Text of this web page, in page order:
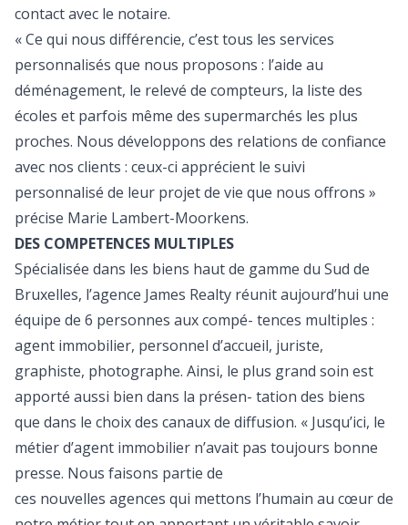
contact avec le notaire.
« Ce qui nous différencie, c’est tous les services
personnalisés que nous proposons : l’aide au
déménagement, le relevé de compteurs, la liste des
écoles et parfois même des supermarchés les plus
proches. Nous développons des relations de confiance
avec nos clients : ceux-ci apprécient le suivi
personnalisé de leur projet de vie que nous offrons »
précise Marie Lambert-Moorkens.
DES COMPETENCES MULTIPLES
Spécialisée dans les biens haut de gamme du Sud de
Bruxelles, l’agence James Realty réunit aujourd’hui une
équipe de 6 personnes aux compé- tences multiples :
agent immobilier, personnel d’accueil, juriste,
graphiste, photographe. Ainsi, le plus grand soin est
apporté aussi bien dans la présen- tation des biens
que dans le choix des canaux de diffusion. « Jusqu’ici, le
métier d’agent immobilier n’avait pas toujours bonne
presse. Nous faisons partie de
ces nouvelles agences qui mettons l’humain au cœur de